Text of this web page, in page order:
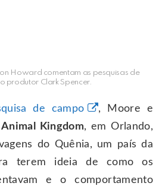
Howard comentam as pesquisas de
produtor Clark Spencer.
de campo
, Moore e
Animal Kingdom, em Orlando,
do Quênia, um país da
terem ideia de como os
e o comportamento